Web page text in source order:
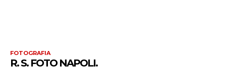
FOTOGRAFIA
R. S. FOTO NAPOLI.